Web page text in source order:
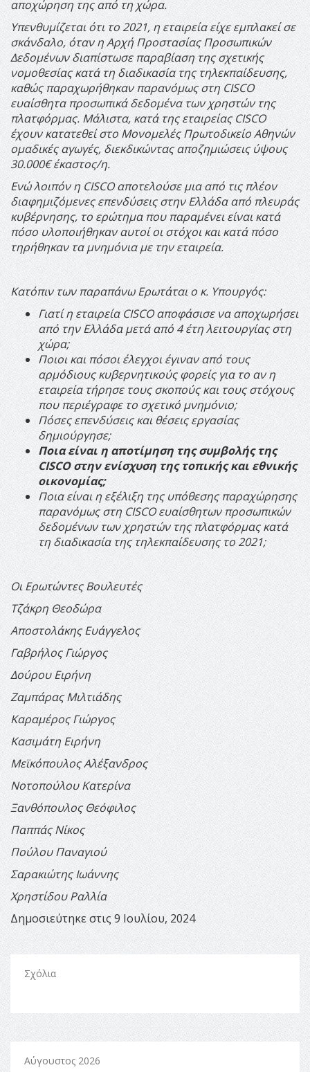
αποχώρηση της από τη χώρα.
Υπενθυμίζεται ότι το 2021, η εταιρεία είχε εμπλακεί σε
σκάνδαλο, όταν η Αρχή Προστασίας Προσωπικών
Δεδομένων διαπίστωσε παραβίαση της σχετικής
νομοθεσίας κατά τη διαδικασία της τηλεκπαίδευσης,
καθώς παραχωρήθηκαν παρανόμως στη CISCO
ευαίσθητα προσωπικά δεδομένα των χρηστών της
πλατφόρμας. Μάλιστα, κατά της εταιρείας CISCO
έχουν κατατεθεί στο Μονομελές Πρωτοδικείο Αθηνών
ομαδικές αγωγές, διεκδικώντας αποζημιώσεις ύψους
30.000€ έκαστος/η.
Ενώ λοιπόν η CISCOαποτελούσε μια από τις πλέον
διαφημιζόμενες επενδύσεις στην Ελλάδα από πλευράς
κυβέρνησης, το ερώτημα που παραμένει είναι κατά
πόσο υλοποιήθηκαν αυτοί οι στόχοι και κατά πόσο
τηρήθηκαν τα μνημόνια με την εταιρεία.
Κατόπιν των παραπάνω Ερωτάται ο κ. Υπουργός:
Γιατί η εταιρεία CISCOαποφάσισε να αποχωρήσει
από την Ελλάδα μετά από 4 έτη λειτουργίας στη
χώρα;
Ποιοι και πόσοι έλεγχοι έγιναν από τους
αρμόδιους κυβερνητικούς φορείς για το αν η
εταιρεία τήρησε τους σκοπούς και τους στόχους
που περιέγραφε το σχετικό μνημόνιο;
Πόσες επενδύσεις και θέσεις εργασίας
δημιούργησε;
Ποια είναι η αποτίμηση της συμβολής της
CISCOστην ενίσχυση της τοπικής και εθνικής
οικονομίας;
Ποια είναι η εξέλιξη της υπόθεσηςπαραχώρησης
παρανόμως στη CISCO ευαίσθητων προσωπικών
δεδομένων των χρηστών της πλατφόρμας κατά
τη διαδικασία της τηλεκπαίδευσης το 2021;
Οι Ερωτώντες Βουλευτές
Τζάκρη Θεοδώρα
Αποστολάκης Ευάγγελος
Γαβρήλος Γιώργος
Δούρου Ειρήνη
Ζαμπάρας Μιλτιάδης
Καραμέρος Γιώργος
Κασιμάτη Ειρήνη
Μεϊκόπουλος Αλέξανδρος
Νοτοπούλου Κατερίνα
Ξανθόπουλος Θεόφιλος
Παππάς Νίκος
Πούλου Παναγιού
Σαρακιώτης Ιωάννης
Χρηστίδου Ραλλία
Δημοσιεύτηκε στις 9 Ιουλίου, 2024
Σχόλια
Αύγουστος 2026